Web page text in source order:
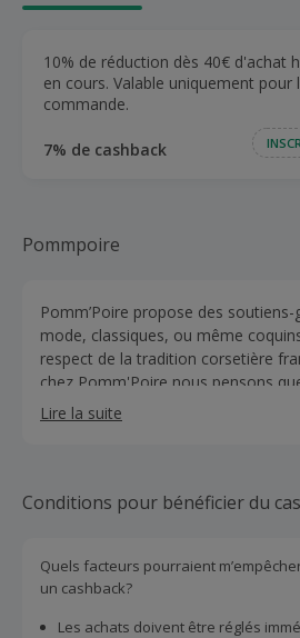
10% de réduction dès 40€ d'achat
en cours. Valable uniquement pour
commande.
7% de cashback
Pommpoire
Pomm’Poire propose des
mode, classiques, ou même
respect de la tradition corsetière
chez Pomm'Poire nous pensons
pouvoir s'offrir de la belle lingerie
Pomm’Poire c’est aussi une
qualité irréprochable, et plein de
Lire la suite
Conditions pour bénéficier du
Quels facteurs pourraient
un cashback?
Les achats doivent être réglés